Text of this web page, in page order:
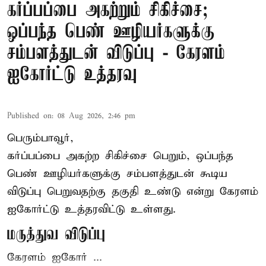
கர்ப்பப்பை அகற்றும் சிகிச்சை;
ஒப்பந்த பெண் ஊழியர்களுக்கு
சம்பளத்துடன் விடுப்பு - கேரளம்
ஐகோர்ட்டு உத்தரவு
Published on: 08 Aug 2026, 2:46 pm
பெரும்பாவூர்,
கர்ப்பப்பை அகற்ற சிகிச்சை பெறும், ஒப்பந்த
பெண் ஊழியர்களுக்கு சம்பளத்துடன் கூடிய
விடுப்பு பெறுவதற்கு தகுதி உண்டு என்று கேரளம்
ஐகோர்ட்டு உத்தரவிட்டு உள்ளது.
மருத்துவ விடுப்பு
கேரளம் ஐகோர் ...